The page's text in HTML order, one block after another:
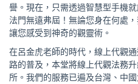
譽。現在，只需透過智慧型手機
法門無遠弗屆！無論您身在何處
讓您感受到神奇的觀靈術。
在呂金虎老師的時代，線上代觀
路的普及，本堂將線上代觀法務
所。我們的服務已遍及台灣、中